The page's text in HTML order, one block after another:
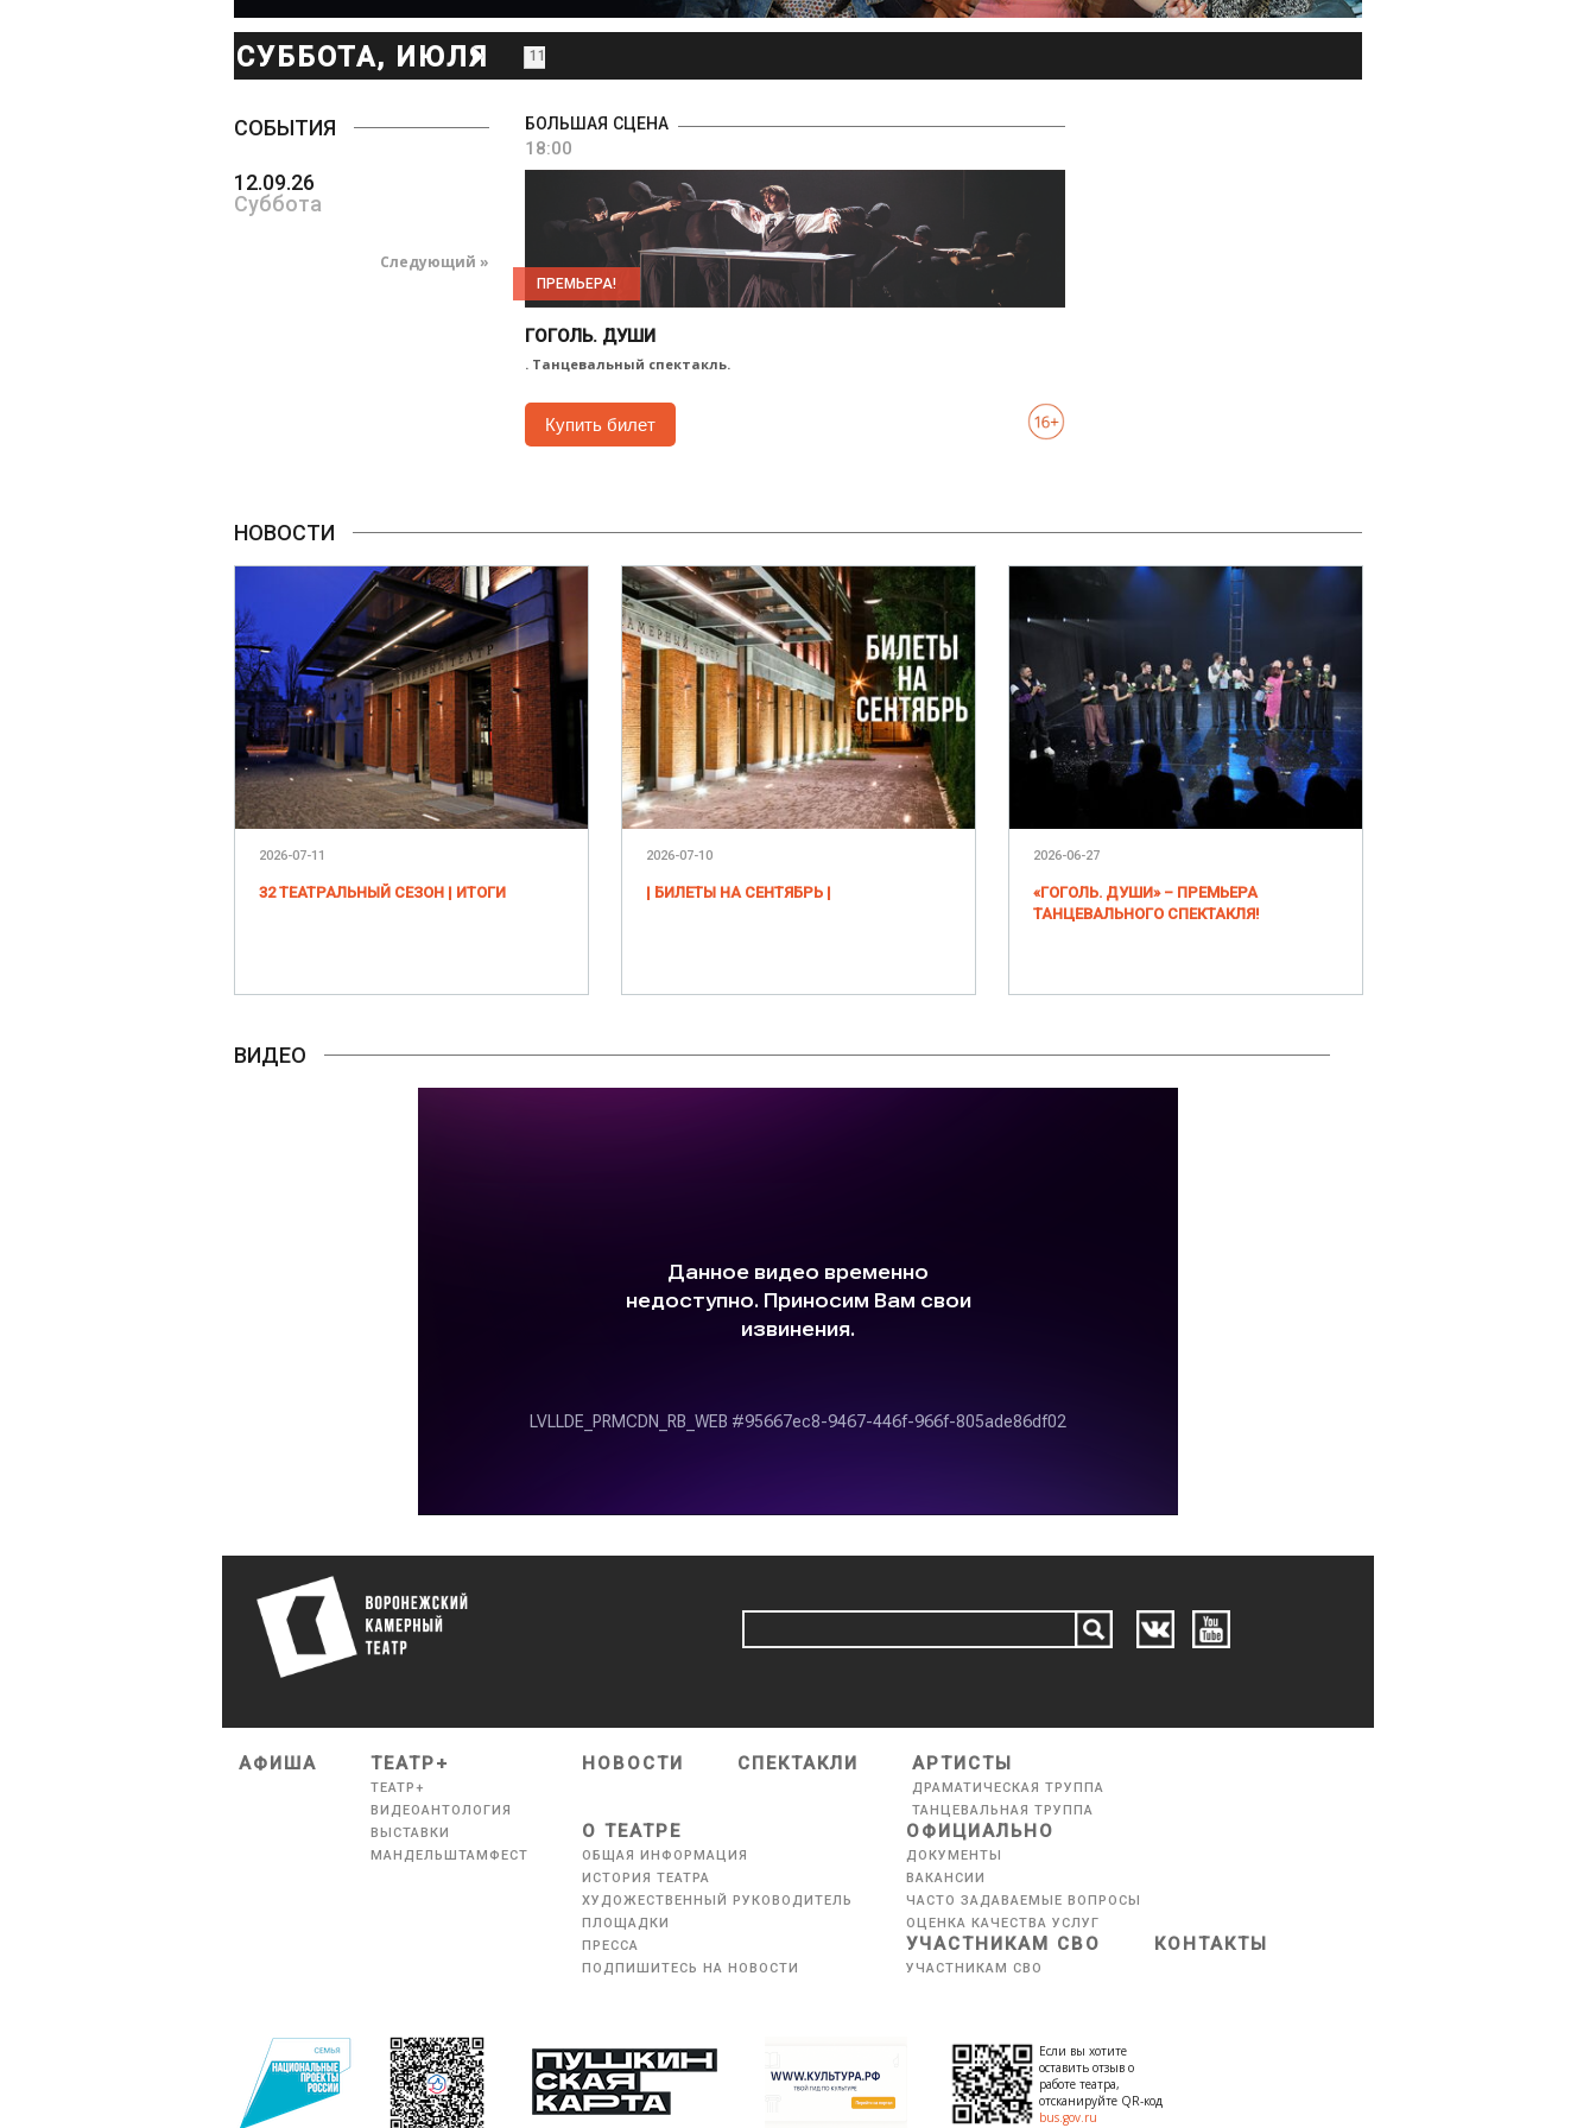
СУББОТА, ИЮЛЯ
11
СОБЫТИЯ
12.09.26
Суббота
Следующий »
БОЛЬШАЯ СЦЕНА
18:00
ПРЕМЬЕРА!
ГОГОЛЬ. ДУШИ
. Танцевальный спектакль.
Купить билет
НОВОСТИ
2026-07-11
32 ТЕАТРАЛЬНЫЙ СЕЗОН | ИТОГИ
2026-07-10
| БИЛЕТЫ НА СЕНТЯБРЬ |
2026-06-27
«ГОГОЛЬ. ДУШИ» – ПРЕМЬЕРА
ТАНЦЕВАЛЬНОГО СПЕКТАКЛЯ!
ВИДЕО
АФИША ТЕАТР+
ТЕАТР+
ВИДЕОАНТОЛОГИЯ
ВЫСТАВКИ
МАНДЕЛЬШТАМФЕСТ
НОВОСТИ СПЕКТАКЛИ АРТИСТЫ
ДРАМАТИЧЕСКАЯ ТРУППА
ТАНЦЕВАЛЬНАЯ ТРУППА
О ТЕАТРЕ
ОБЩАЯ ИНФОРМАЦИЯ
ИСТОРИЯ ТЕАТРА
ХУДОЖЕСТВЕННЫЙ РУКОВОДИТЕЛЬ
ПЛОЩАДКИ
ПРЕССА
ПОДПИШИТЕСЬ НА НОВОСТИ
ОФИЦИАЛЬНО
ДОКУМЕНТЫ
ВАКАНСИИ
ЧАСТО ЗАДАВАЕМЫЕ ВОПРОСЫ
ОЦЕНКА КАЧЕСТВА УСЛУГ
УЧАСТНИКАМ СВО
УЧАСТНИКАМ СВО
КОНТАКТЫ
Если вы хотите
оставить отзыв о
работе театра,
отсканируйте QR-код
bus.gov.ru